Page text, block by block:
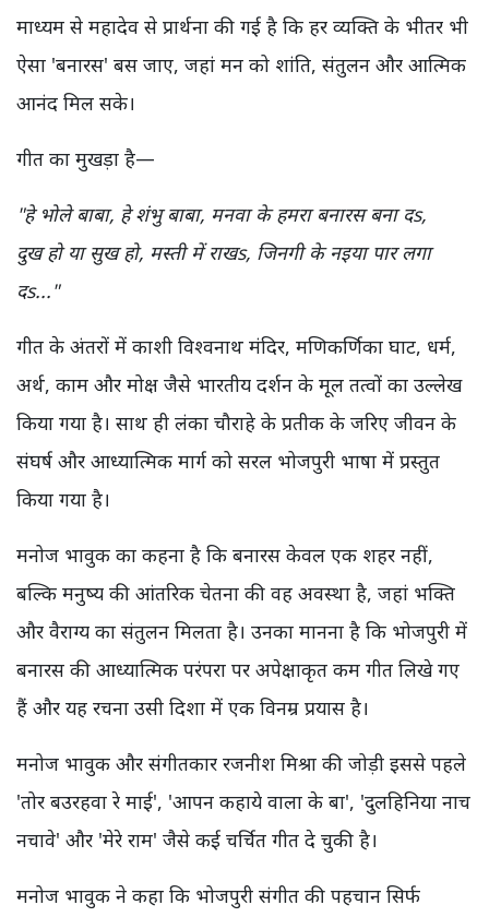
माध्यम से महादेव से प्रार्थना की गई है कि हर व्यक्ति के भीतर भी
ऐसा 'बनारस' बस जाए, जहां मन को शांति, संतुलन और आत्मिक
आनंद मिल सके।
गीत का मुखड़ा है—
"हे भोले बाबा, हे शंभु बाबा, मनवा के हमरा बनारस बना दs,
दुख हो या सुख हो, मस्ती में राखs, जिनगी के नइया पार लगा
दs..."
गीत के अंतरों में काशी विश्वनाथ मंदिर, मणिकर्णिका घाट, धर्म,
अर्थ, काम और मोक्ष जैसे भारतीय दर्शन के मूल तत्वों का उल्लेख
किया गया है। साथ ही लंका चौराहे के प्रतीक के जरिए जीवन के
संघर्ष और आध्यात्मिक मार्ग को सरल भोजपुरी भाषा में प्रस्तुत
किया गया है।
मनोज भावुक का कहना है कि बनारस केवल एक शहर नहीं,
बल्कि मनुष्य की आंतरिक चेतना की वह अवस्था है, जहां भक्ति
और वैराग्य का संतुलन मिलता है। उनका मानना है कि भोजपुरी में
बनारस की आध्यात्मिक परंपरा पर अपेक्षाकृत कम गीत लिखे गए
हैं और यह रचना उसी दिशा में एक विनम्र प्रयास है।
मनोज भावुक और संगीतकार रजनीश मिश्रा की जोड़ी इससे पहले
'तोर बउरहवा रे माई', 'आपन कहाये वाला के बा', 'दुलहिनिया नाच
नचावे' और 'मेरे राम' जैसे कई चर्चित गीत दे चुकी है।
मनोज भावुक ने कहा कि भोजपुरी संगीत की पहचान सिर्फ